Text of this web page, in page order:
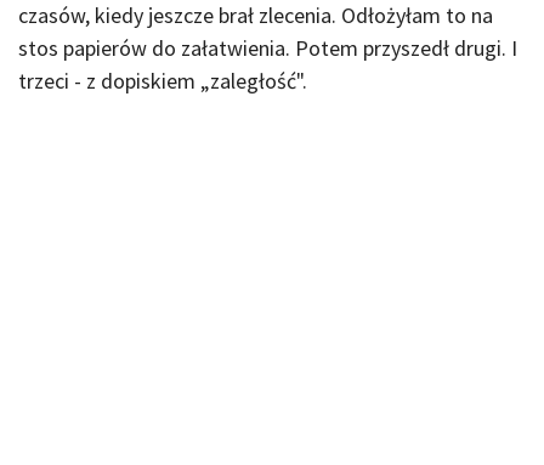
czasów, kiedy jeszcze brał zlecenia. Odłożyłam to na
stos papierów do załatwienia. Potem przyszedł drugi. I
trzeci - z dopiskiem „zaległość".